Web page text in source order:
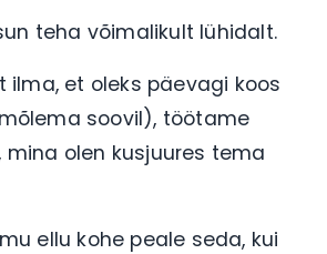
teha võimalikult lühidalt.
et oleks päevagi koos
soovil), töötame
olen kusjuures tema
ellu kohe peale seda, kui